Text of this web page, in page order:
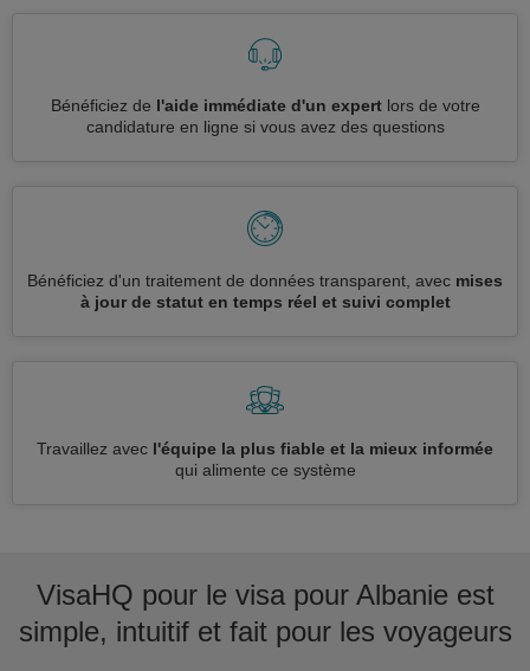
Bénéficiez de l'aide immédiate d'un expertlors de votre
candidature en ligne si vous avez des questions
Bénéficiez d'un traitement de données transparent, avec mises
à jour de statut en temps réel et suivi complet
Travaillez avec l'équipe la plus fiable et la mieux informée
qui alimente ce système
VisaHQ pour le visa pour Albanie est
simple, intuitif et fait pour les voyageurs